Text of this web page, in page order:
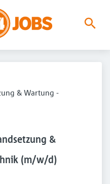
& Wartung -
&
(m/w/d)